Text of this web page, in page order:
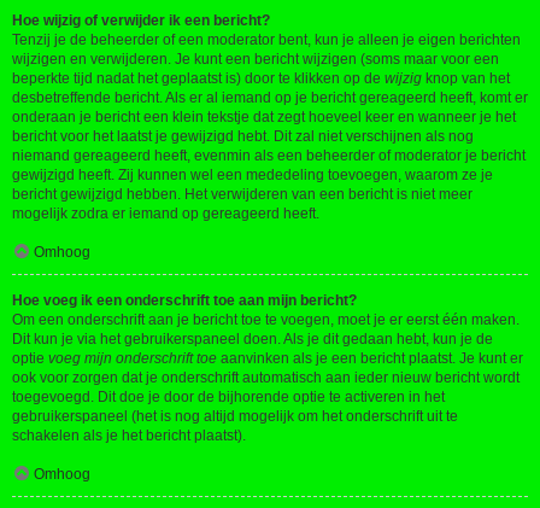
Hoe wijzig of verwijder ik een bericht?
Tenzij je de beheerder of een moderator bent, kun je alleen je eigen berichten
wijzigen en verwijderen. Je kunt een bericht wijzigen (soms maar voor een
beperkte tijd nadat het geplaatst is) door te klikken op de wijzig knop van het
desbetreffende bericht. Als er al iemand op je bericht gereageerd heeft, komt er
onderaan je bericht een klein tekstje dat zegt hoeveel keer en wanneer je het
bericht voor het laatst je gewijzigd hebt. Dit zal niet verschijnen als nog
niemand gereageerd heeft, evenmin als een beheerder of moderator je bericht
gewijzigd heeft. Zij kunnen wel een mededeling toevoegen, waarom ze je
bericht gewijzigd hebben. Het verwijderen van een bericht is niet meer
mogelijk zodra er iemand op gereageerd heeft.
Omhoog
Hoe voeg ik een onderschrift toe aan mijn bericht?
Om een onderschrift aan je bericht toe te voegen, moet je er eerst één maken.
Dit kun je via het gebruikerspaneel doen. Als je dit gedaan hebt, kun je de
optie voeg mijn onderschrift toe aanvinken als je een bericht plaatst. Je kunt er
ook voor zorgen dat je onderschrift automatisch aan ieder nieuw bericht wordt
toegevoegd. Dit doe je door de bijhorende optie te activeren in het
gebruikerspaneel (het is nog altijd mogelijk om het onderschrift uit te
schakelen als je het bericht plaatst).
Omhoog